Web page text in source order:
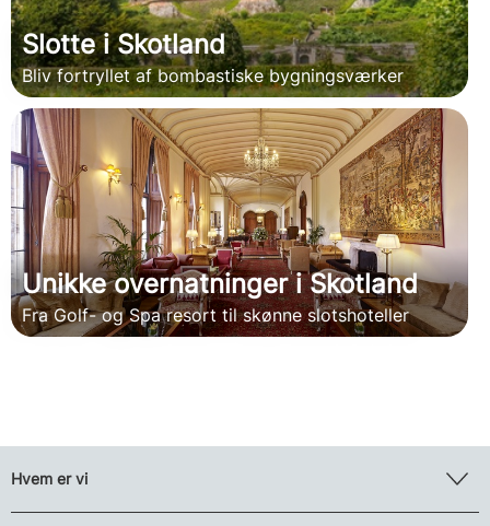
Slotte i Skotland
Bliv fortryllet af bombastiske bygningsværker
Unikke overnatninger i Skotland
Fra Golf- og Spa resort til skønne slotshoteller
Hvem er vi